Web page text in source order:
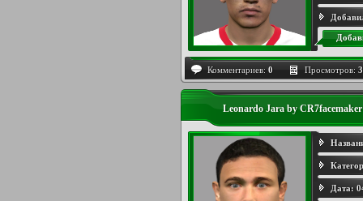
Комментариев: 0 Просмотров:
Leonardo Jara by CR7facemaker
Дата: